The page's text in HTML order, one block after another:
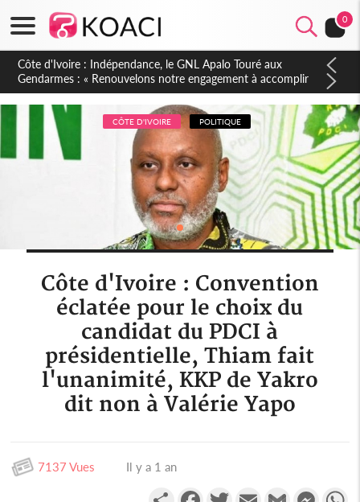
0
Sierra Leone : Un projet de réforme constitutionnelle en
gestation, points clés des amendements, un exclu d'avance
CÔTE D'IVOIRE POLITIQUE
Côte d'Ivoire : Convention
éclatée pour le choix du
candidat du PDCI à
présidentielle, Thiam fait
l'unanimité, KKP de Yakro
dit non à Valérie Yapo
7137 Vues Il y a 1 an
PartagerFacebookTwitterEmail Gmail